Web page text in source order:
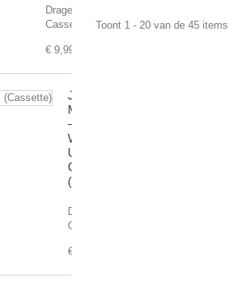
Drager:
Cassette
€ 9,99
John
Mayall
‎–
Wake
Up
Call
(Cassette)
Drager:
Cassette
€ 9,99
Toont 1 - 20 van de 45 items